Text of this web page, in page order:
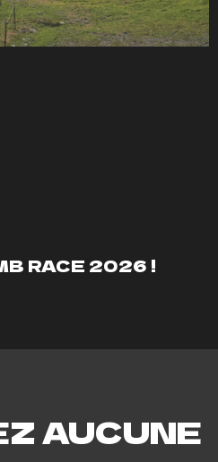
RACE 2026 !
AUCUNE